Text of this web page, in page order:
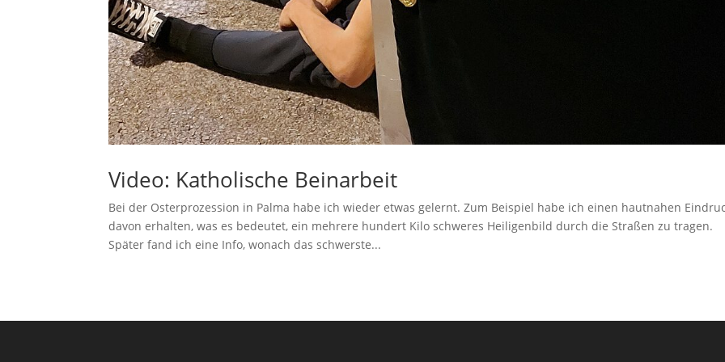
Video: Katholische Beinarbeit
Bei der Osterprozession in Palma habe ich wieder etwas gelernt. Zum Beispiel habe ich einen hautnahen
davon erhalten, was es bedeutet, ein mehrere hundert Kilo schweres Heiligenbild durch die Straßen zu tragen.
Später fand ich eine Info, wonach das schwerste...